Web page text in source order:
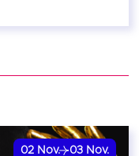
02 Nov. 03 Nov.